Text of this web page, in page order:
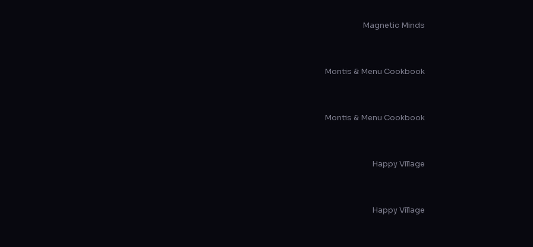
Magnetic Minds
Montis & Menu Cookbook
Montis & Menu Cookbook
Happy Village
Happy Village